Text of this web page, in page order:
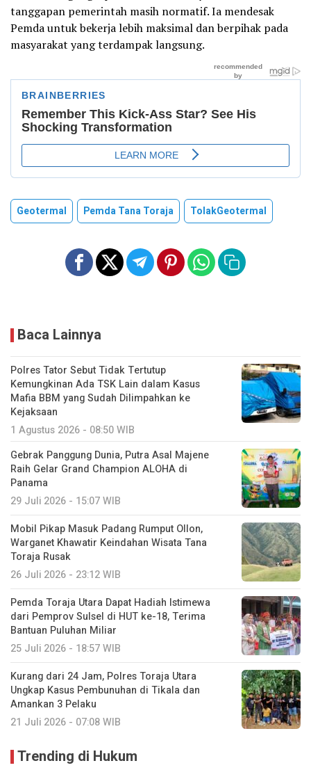
tanggapan pemerintah masih normatif. Ia mendesak
Pemda untuk bekerja lebih maksimal dan berpihak pada
masyarakat yang terdampak langsung.
Geotermal Pemda Tana Toraja TolakGeotermal
Baca Lainnya
Polres Tator Sebut Tidak Tertutup
Kemungkinan Ada TSK Lain dalam Kasus
Mafia BBM yang Sudah Dilimpahkan ke
Kejaksaan
1 Agustus 2026 - 08:50 WIB
Gebrak Panggung Dunia, Putra Asal Majene
Raih Gelar Grand Champion ALOHA di
Panama
29 Juli 2026 - 15:07 WIB
Mobil Pikap Masuk Padang Rumput Ollon,
Warganet Khawatir Keindahan Wisata Tana
Toraja Rusak
26 Juli 2026 - 23:12 WIB
Pemda Toraja Utara Dapat Hadiah Istimewa
dari Pemprov Sulsel di HUT ke-18, Terima
Bantuan Puluhan Miliar
25 Juli 2026 - 18:57 WIB
Kurang dari 24 Jam, Polres Toraja Utara
Ungkap Kasus Pembunuhan di Tikala dan
Amankan 3 Pelaku
21 Juli 2026 - 07:08 WIB
Trending di Hukum